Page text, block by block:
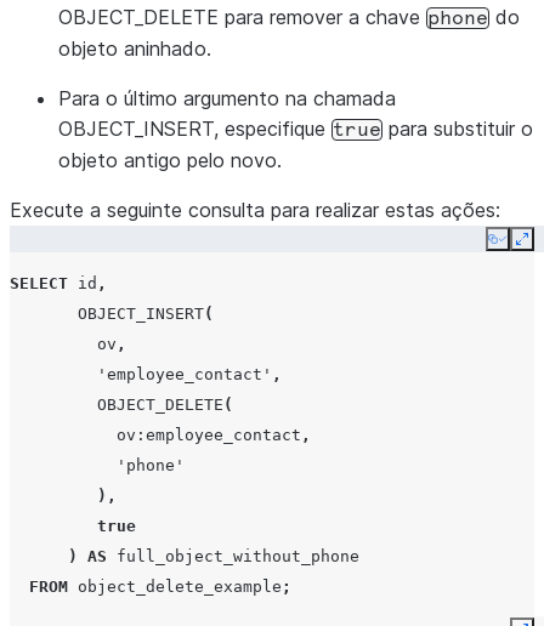
OBJECT_DELETE para remover a chave phone do
objeto aninhado.
Para o último argumento na chamada
OBJECT_INSERT, especifique true para substituir o
objeto antigo pelo novo.
Execute a seguinte consulta para realizar estas ações:
Copy
SELECT id ,
OBJECT_INSERT(
ov ,
'employee_contact' ,
OBJECT_DELETE (
ov :employee_contact ,
'phone'
),
true
)
AS
full_object_without_phone
FROM object_delete_example ;